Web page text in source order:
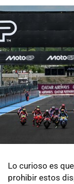
Lo curioso es
prohibir estos